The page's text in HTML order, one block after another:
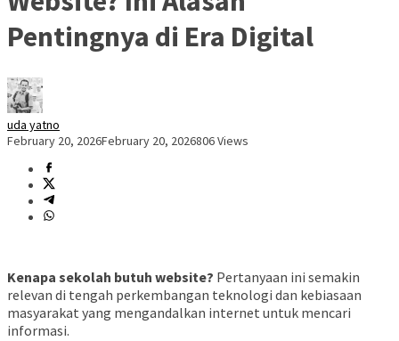
Pentingnya di Era Digital
uda yatno
February 20, 2026February 20, 2026806 Views
Kenapa sekolah butuh website? Pertanyaan ini semakin
relevan di tengah perkembangan teknologi dan kebiasaan
masyarakat yang mengandalkan internet untuk mencari
informasi.